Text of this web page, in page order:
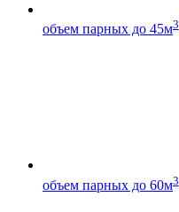
объем парных до 45м3
объем парных до 60м3